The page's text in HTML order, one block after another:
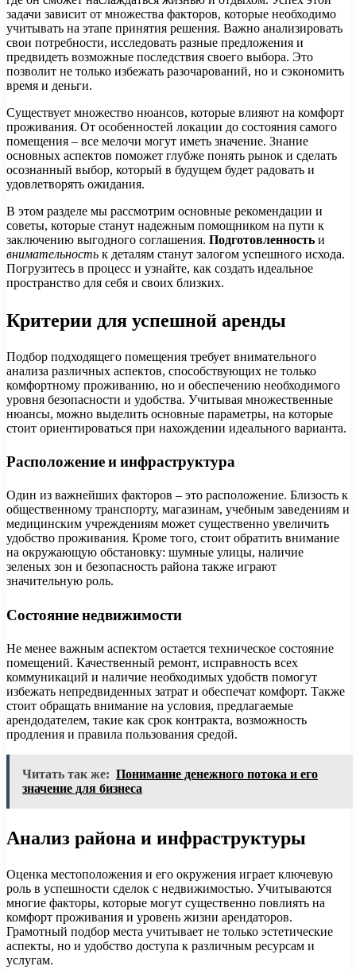
задачи зависит от множества факторов, которые необходимо
учитывать на этапе принятия решения. Важно анализировать
свои потребности, исследовать разные предложения и
предвидеть возможные последствия своего выбора. Это
позволит не только избежать разочарований, но и сэкономить
время и деньги.
Существует множество нюансов, которые влияют на комфорт
проживания. От особенностей локации до состояния самого
помещения – все мелочи могут иметь значение. Знание
основных аспектов поможет глубже понять рынок и сделать
осознанный выбор, который в будущем будет радовать и
удовлетворять ожидания.
В этом разделе мы рассмотрим основные рекомендации и
советы, которые станут надежным помощником на пути к
заключению выгодного соглашения. Подготовленность и
внимательность к деталям станут залогом успешного исхода.
Погрузитесь в процесс и узнайте, как создать идеальное
пространство для себя и своих близких.
Критерии для успешной аренды
Подбор подходящего помещения требует внимательного
анализа различных аспектов, способствующих не только
комфортному проживанию, но и обеспечению необходимого
уровня безопасности и удобства. Учитывая множественные
нюансы, можно выделить основные параметры, на которые
стоит ориентироваться при нахождении идеального варианта.
Расположение и инфраструктура
Один из важнейших факторов – это расположение. Близость к
общественному транспорту, магазинам, учебным заведениям и
медицинским учреждениям может существенно увеличить
удобство проживания. Кроме того, стоит обратить внимание
на окружающую обстановку: шумные улицы, наличие
зеленых зон и безопасность района также играют
значительную роль.
Состояние недвижимости
Не менее важным аспектом остается техническое состояние
помещений. Качественный ремонт, исправность всех
коммуникаций и наличие необходимых удобств помогут
избежать непредвиденных затрат и обеспечат комфорт. Также
стоит обращать внимание на условия, предлагаемые
арендодателем, такие как срок контракта, возможность
продления и правила пользования средой.
Читать так же: Понимание денежного потока и его
значение для бизнеса
Анализ района и инфраструктуры
Оценка местоположения и его окружения играет ключевую
роль в успешности сделок с недвижимостью. Учитываются
многие факторы, которые могут существенно повлиять на
комфорт проживания и уровень жизни арендаторов.
Грамотный подбор места учитывает не только эстетические
аспекты, но и удобство доступа к различным ресурсам и
услугам.